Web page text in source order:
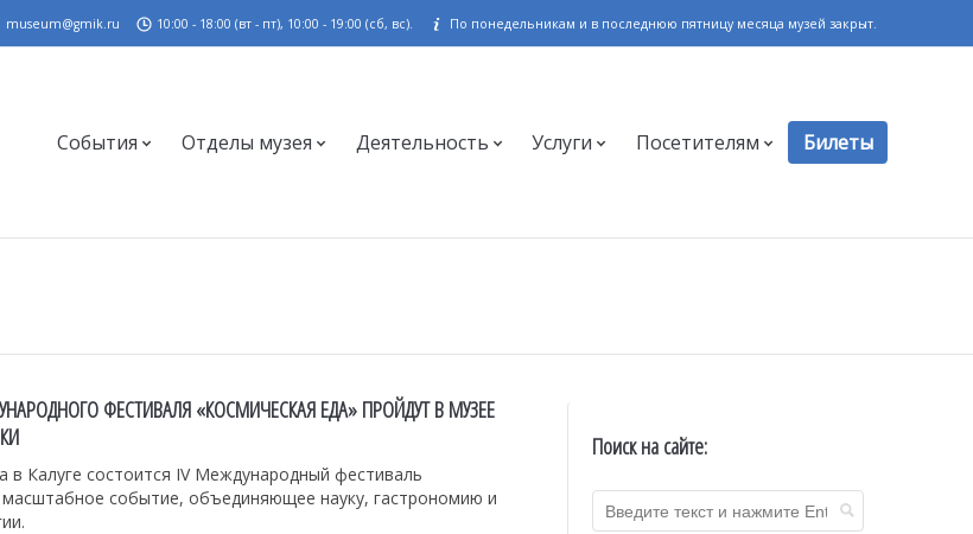
museum@gmik.ru 10:00 - 18:00 (вт - пт), 10:00 - 19:00 (сб, вс). По понедельникам и в последнюю пятницу месяца музей закрыт.
События Отделы музея Деятельность Услуги Посетителям Билеты
ФЕСТИВАЛЯ «КОСМИЧЕСКАЯ ЕДА» ПРОЙДУТ В МУЗЕЕ
в Калуге состоится IV Международный фестиваль
событие, объединяющее науку, гастрономию и
Поиск на сайте: